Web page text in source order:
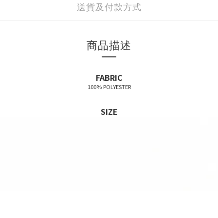
送貨及付款方式
商品描述
FABRIC
100% POLYESTER
SIZE